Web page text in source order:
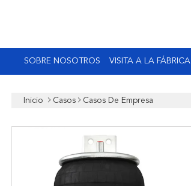
SOBRE NOSOTROS VISITA A LA FÁBRICA
Inicio Casos Casos De Empresa